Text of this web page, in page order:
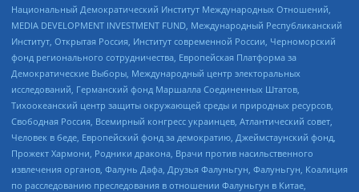
Национальный Демократический Институт Международных Отношений,
MEDIA DEVELOPMENT INVESTMENT FUND, Международный Республиканский
Институт, Открытая Россия, Институт современной России, Черноморский
фонд регионального сотрудничества, Европейская Платформа за
Демократические Выборы, Международный центр электоральных
исследований, Германский фонд Маршалла Соединенных Штатов,
Тихоокеанский центр защиты окружающей среды и природных ресурсов,
Свободная Россия, Всемирный конгресс украинцев, Атлантический совет,
Человек в беде, Европейский фонд за демократию, Джеймстаунский фонд,
Прожект Хармони, Родники дракона, Врачи против насильственного
извлечения органов, Фалунь Дафа, Друзья Фалуньгун, Фалуньгун, Коалиция
по расследованию преследования в отношении Фалуньгун в Китае,